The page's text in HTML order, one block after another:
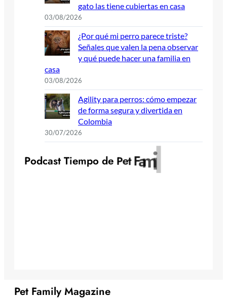
gato las tiene cubiertas en casa
03/08/2026
¿Por qué mi perro parece triste?
Señales que valen la pena observar
y qué puede hacer una familia en
casa
03/08/2026
Agility para perros: cómo empezar
de forma segura y divertida en
Colombia
30/07/2026
Podcast Tiempo de PetFamil
Pet Family Magazine